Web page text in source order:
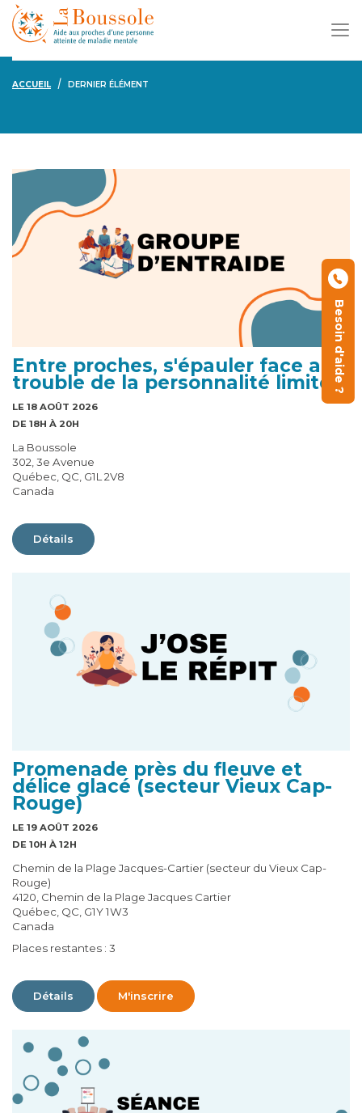
Besoin d'aide ?
ACCUEIL DERNIER ÉLÉMENT
Entre proches, s'épauler face au
trouble de la personnalité limite
LE 18 AOÛT 2026
DE 18H À 20H
La Boussole
302, 3e Avenue
Québec, QC, G1L 2V8
Canada
Détails
Promenade près du fleuve et
délice glacé (secteur Vieux Cap-
Rouge)
LE 19 AOÛT 2026
DE 10H À 12H
Chemin de la Plage Jacques-Cartier (secteur du Vieux Cap-
Rouge)
4120, Chemin de la Plage Jacques Cartier
Québec, QC, G1Y 1W3
Canada
Places restantes : 3
Détails M'inscrire